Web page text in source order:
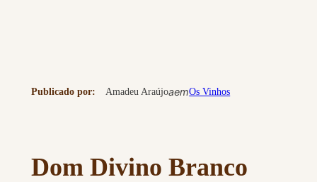
Publicado por: Amadeu AraújoaemOs Vinhos
Dom Divino Branco